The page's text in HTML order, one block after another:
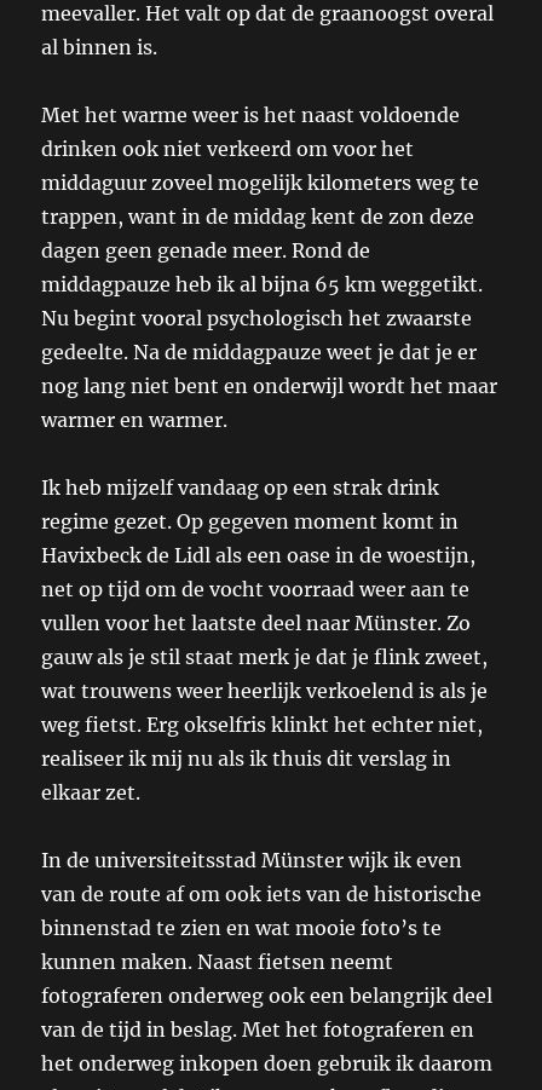
meevaller. Het valt op dat de graanoogst overal
al binnen is.
Met het warme weer is het naast voldoende
drinken ook niet verkeerd om voor het
middaguur zoveel mogelijk kilometers weg te
trappen, want in de middag kent de zon deze
dagen geen genade meer. Rond de
middagpauze heb ik al bijna 65 km weggetikt.
Nu begint vooral psychologisch het zwaarste
gedeelte. Na de middagpauze weet je dat je er
nog lang niet bent en onderwijl wordt het maar
warmer en warmer.
Ik heb mijzelf vandaag op een strak drink
regime gezet. Op gegeven moment komt in
Havixbeck de Lidl als een oase in de woestijn,
net op tijd om de vocht voorraad weer aan te
vullen voor het laatste deel naar Münster. Zo
gauw als je stil staat merk je dat je flink zweet,
wat trouwens weer heerlijk verkoelend is als je
weg fietst. Erg okselfris klinkt het echter niet,
realiseer ik mij nu als ik thuis dit verslag in
elkaar zet.
In de universiteitsstad Münster wijk ik even
van de route af om ook iets van de historische
binnenstad te zien en wat mooie foto’s te
kunnen maken. Naast fietsen neemt
fotograferen onderweg ook een belangrijk deel
van de tijd in beslag. Met het fotograferen en
het onderweg inkopen doen gebruik ik daarom